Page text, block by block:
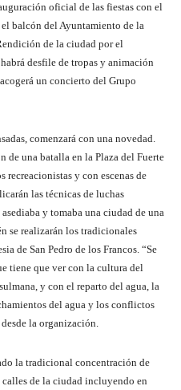
oficial de las fiestas con el
balcón del Ayuntamiento de la
de la ciudad por el
desfile de tropas y animación
un concierto del Grupo
comenzará con una novedad.
de una batalla en la Plaza del Fuerte
recreacionistas y con escenas de
las técnicas de luchas
y tomaba una ciudad de una
se realizarán los tradicionales
de San Pedro de los Francos. “Se
tiene que ver con la cultura del
y con el reparto del agua, la
del agua y los conflictos
la organización.
la tradicional concentración de
de la ciudad incluyendo en